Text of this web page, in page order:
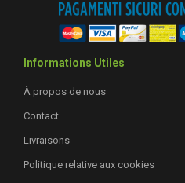
Informations Utiles
À propos de nous
Contact
Livraisons
Politique relative aux cookies